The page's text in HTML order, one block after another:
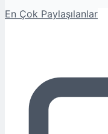
En Çok Paylaşılanlar